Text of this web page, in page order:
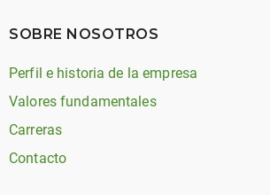
SOBRE NOSOTROS
Perfil e historia de la empresa
Valores fundamentales
Carreras
Contacto